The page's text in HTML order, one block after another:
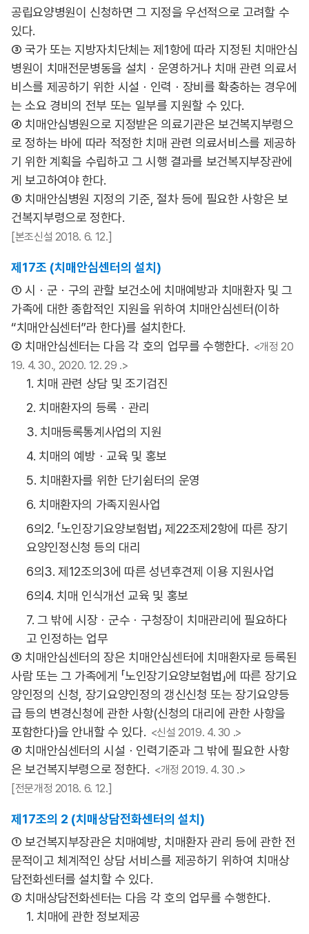
공립요양병원이 신청하면 그 지정을 우선적으로 고려할 수
있다.
③ 국가 또는 지방자치단체는 제1항에 따라 지정된 치매안심
병원이 치매전문병동을 설치ㆍ운영하거나 치매 관련 의료서
비스를 제공하기 위한 시설ㆍ인력ㆍ장비를 확충하는 경우에
는 소요 경비의 전부 또는 일부를 지원할 수 있다.
④ 치매안심병원으로 지정받은 의료기관은 보건복지부령으
로 정하는 바에 따라 적정한 치매 관련 의료서비스를 제공하
기 위한 계획을 수립하고 그 시행 결과를 보건복지부장관에
게 보고하여야 한다.
⑤ 치매안심병원 지정의 기준, 절차 등에 필요한 사항은 보
건복지부령으로 정한다.
[본조신설 2018. 6. 12.]
제17조 (치매안심센터의 설치)
① 시ㆍ군ㆍ구의 관할 보건소에 치매예방과 치매환자 및 그
가족에 대한 종합적인 지원을 위하여 치매안심센터(이하
“치매안심센터”라 한다)를 설치한다.
② 치매안심센터는 다음 각 호의 업무를 수행한다. <개정 20
19. 4. 30., 2020. 12. 29 .>
1. 치매 관련 상담 및 조기검진
2. 치매환자의 등록ㆍ관리
3. 치매등록통계사업의 지원
4. 치매의 예방ㆍ교육 및 홍보
5. 치매환자를 위한 단기쉼터의 운영
6. 치매환자의 가족지원사업
6의2. 「노인장기요양보험법」 제22조제2항에 따른 장기
요양인정신청 등의 대리
6의3. 제12조의3에 따른 성년후견제 이용 지원사업
6의4. 치매 인식개선 교육 및 홍보
7. 그 밖에 시장ㆍ군수ㆍ구청장이 치매관리에 필요하다
고 인정하는 업무
③ 치매안심센터의 장은 치매안심센터에 치매환자로 등록된
사람 또는 그 가족에게 「노인장기요양보험법」에 따른 장기요
양인정의 신청, 장기요양인정의 갱신신청 또는 장기요양등
급 등의 변경신청에 관한 사항(신청의 대리에 관한 사항을
포함한다)을 안내할 수 있다. <신설 2019. 4. 30 .>
④ 치매안심센터의 시설ㆍ인력기준과 그 밖에 필요한 사항
은 보건복지부령으로 정한다. <개정 2019. 4. 30 .>
[전문개정 2018. 6. 12.]
제17조의 2 (치매상담전화센터의 설치)
① 보건복지부장관은 치매예방, 치매환자 관리 등에 관한 전
문적이고 체계적인 상담 서비스를 제공하기 위하여 치매상
담전화센터를 설치할 수 있다.
② 치매상담전화센터는 다음 각 호의 업무를 수행한다.
1. 치매에 관한 정보제공